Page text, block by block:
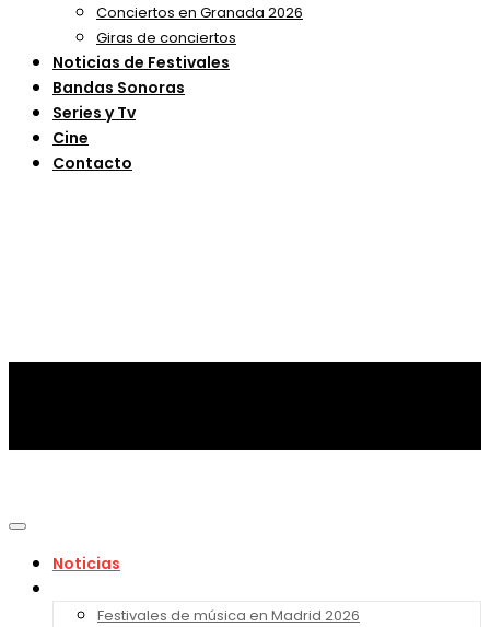
Conciertos en Granada 2026
Giras de conciertos
Noticias de Festivales
Bandas Sonoras
Series y Tv
Cine
Contacto
Noticias
Festivales de música en Madrid 2026